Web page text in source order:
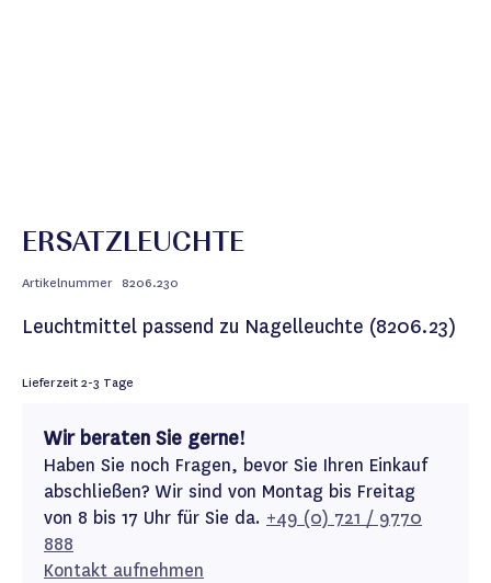
ERSATZLEUCHTE
Artikelnummer 8206.230
Leuchtmittel passend zu Nagelleuchte (8206.23)
Lieferzeit2-3 Tage
Wir beraten Sie gerne!
Haben Sie noch Fragen, bevor Sie Ihren Einkauf
abschließen? Wir sind von Montag bis Freitag
von 8 bis 17 Uhr für Sie da. +49 (0) 721 / 9770
888
Kontakt aufnehmen